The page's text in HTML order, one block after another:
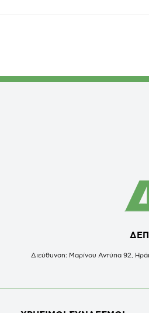
Διεύθυνση: Μαρίνου Αντύπα 92,